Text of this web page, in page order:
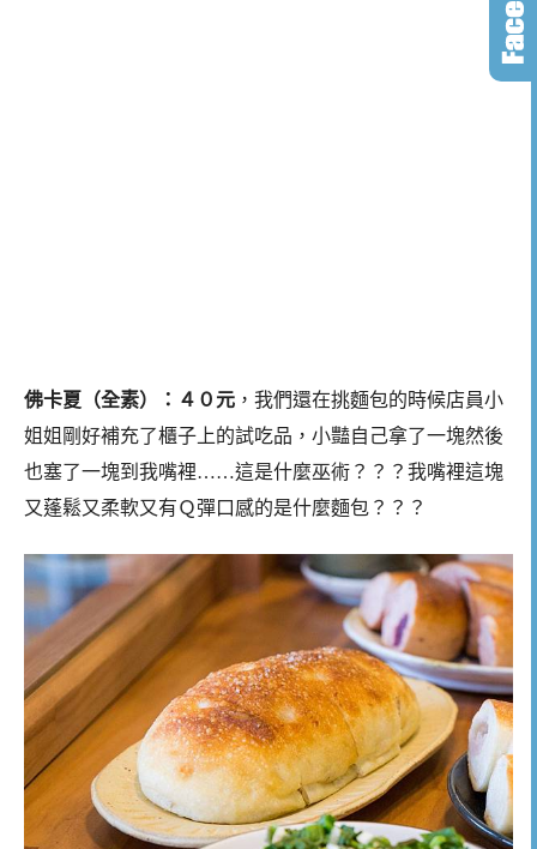
佛卡夏（全素）：４０元 ，我們還在挑麵包的時候店員小
姐姐剛好補充了櫃子上的試吃品，小豔自己拿了一塊然後
也塞了一塊到我嘴裡……這是什麼巫術？？？我嘴裡這塊
又蓬鬆又柔軟又有Ｑ彈口感的是什麼麵包？？？